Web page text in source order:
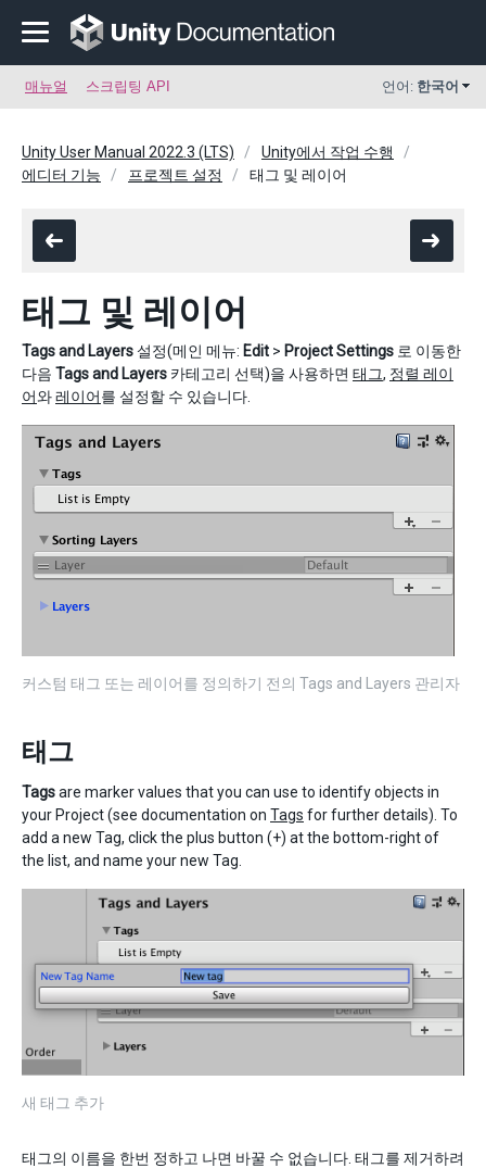
매뉴얼 스크립팅 API 언어: 한국어
Unity User Manual 2022.3 (LTS)
Unity에서 작업 수행
에디터 기능
프로젝트 설정 태그 및 레이어
태그 및 레이어
Tags and Layers 설정(메인 메뉴: Edit > Project Settings 로 이동한
다음 Tags and Layers 카테고리 선택)을 사용하면 태그, 정렬 레이
어와레이어를 설정할 수 있습니다.
커스텀 태그 또는 레이어를 정의하기 전의 Tags and Layers 관리자
태그
Tagsare marker values that you can use to identify objects in
your Project (see documentation on Tags for further details). To
add a new Tag, click the plus button (+) at the bottom-right of
the list, and name your new Tag.
새 태그 추가
태그의 이름을 한번 정하고 나면 바꿀 수 없습니다. 태그를 제거하려